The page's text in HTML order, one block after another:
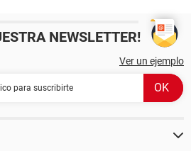
NEWSLETTER!
Ver un ejemplo